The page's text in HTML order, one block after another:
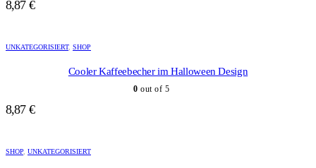
Die
auf
der
8,87 €
UNKATEGORISIERT, SHOP
Cooler Kaffeebecher im Halloween Design
0 out of 5
8,87 €
SHOP UNKATEGORISIERT